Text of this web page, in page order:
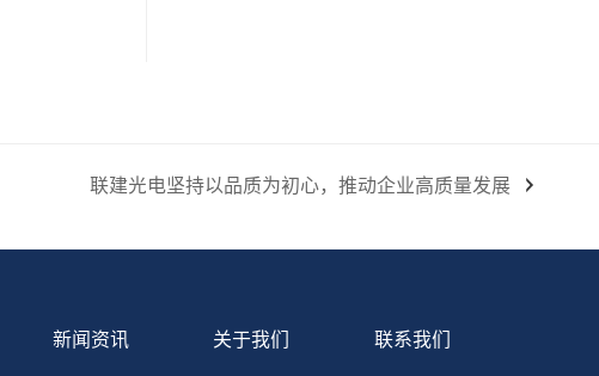
联建光电坚持以品质为初心，推动企业高质量发展
新闻资讯 关于我们 联系我们